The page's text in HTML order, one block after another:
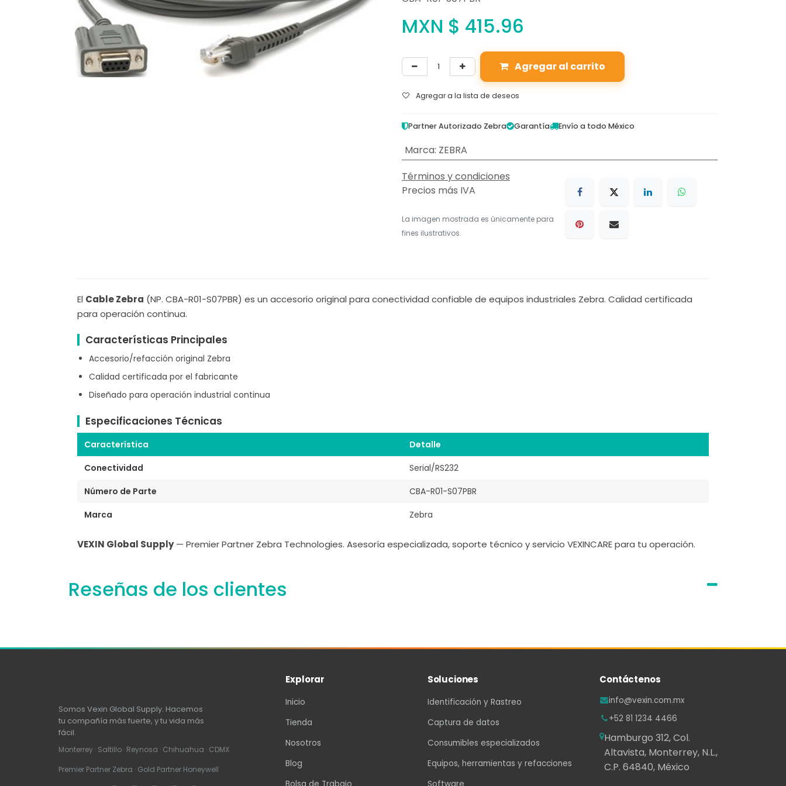
MXN $ 415.96
Agregar al carrito
Agregar a la lista de deseos
Partner Autorizado Zebra Garantía Envío a todo México
Marca: ZEBRA
Términos y condiciones
Precios más IVA
La imagen mostrada es únicamente para
fines ilustrativos.
El Cable Zebra (NP. CBA-R01-S07PBR) es un accesorio original para conectividad confiable de equipos industriales Zebra. Calidad certificada
para operación continua.
Características Principales
Accesorio/refacción original Zebra
Calidad certificada por el fabricante
Diseñado para operación industrial continua
Especificaciones Técnicas
Característica
Detalle
Conectividad
Serial/RS232
Número de Parte
CBA-R01-S07PBR
Marca
Zebra
VEXIN Global Supply— Premier Partner Zebra Technologies. Asesoría especializada, soporte técnico y servicio VEXINCARE para tu operación.
Reseñas de los clientes
Somos Vexin Global Supply. Hacemos
tu compañía más fuerte, y tu vida más
fácil.
Monterrey · Saltillo · Reynosa · Chihuahua · CDMX
Premier Partner Zebra · Gold Partner Honeywell
Explorar
Inicio
Tienda
Nosotros
Blog
Soluciones
Identificación y Rastreo
Captura de datos
Consumibles especializados
Equipos, herramientas y refacciones
Contáctenos
info@vexin.com.mx
+52 81 1234 4466
Hamburgo 312, Col.
Altavista, Monterrey, N.L.,
C.P. 64840, México